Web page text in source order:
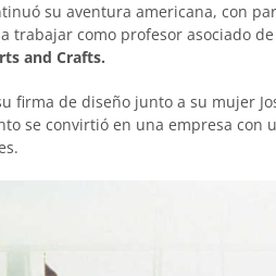
su aventura americana, con
trabajar como profesor asociado
and Crafts.
firma de diseño junto a su mujer
se convirtió en una empresa con